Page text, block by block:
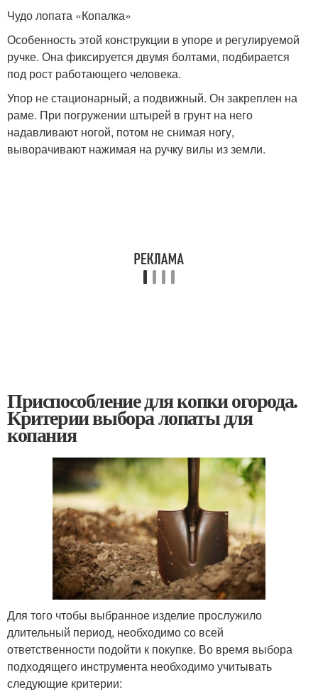
Чудо лопата «Копалка»
Особенность этой конструкции в упоре и регулируемой
ручке. Она фиксируется двумя болтами, подбирается
под рост работающего человека.
Упор не стационарный, а подвижный. Он закреплен на
раме. При погружении штырей в грунт на него
надавливают ногой, потом не снимая ногу,
выворачивают нажимая на ручку вилы из земли.
Приспособление для копки огорода.
Критерии выбора лопаты для
копания
Для того чтобы выбранное изделие прослужило
длительный период, необходимо со всей
ответственности подойти к покупке. Во время выбора
подходящего инструмента необходимо учитывать
следующие критерии: